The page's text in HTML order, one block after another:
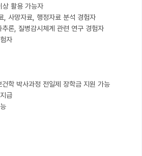
활용 가능자
, 사망자료, 행정자료 분석 경험자
론, 질병감시체계 관련 연구 경험자
자
학 박사과정 전일제 장학금 지원 가능
급